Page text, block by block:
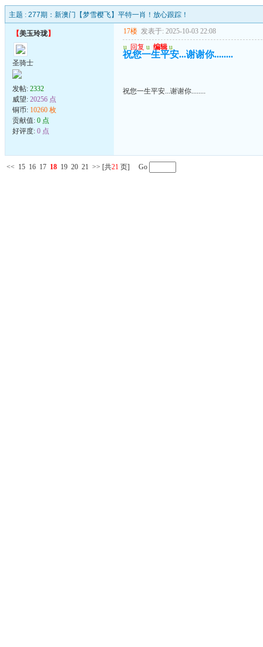
主题 : 277期：新澳门【梦雪樱飞】平特一肖！放心跟踪！
【美玉玲珑】
圣骑士
发帖: 2332
威望: 20256 点
铜币: 10260 枚
贡献值: 0 点
好评度: 0 点
17楼 发表于: 2025-10-03 22:08
u 回复 u 编辑 u
祝您一生平安...谢谢你........
祝您一生平安...谢谢你........
<< 15 16 17 18 19 20 21 >> [共21 页] Go